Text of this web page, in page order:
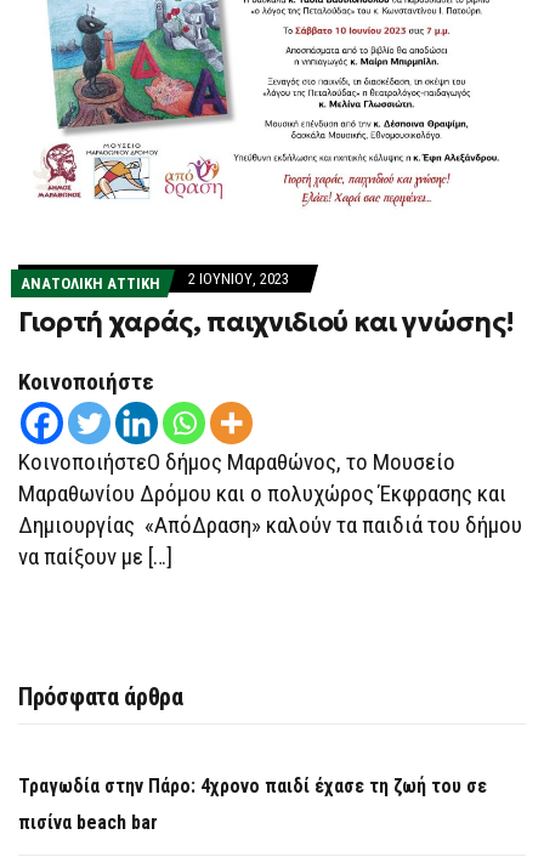
ΑΝΑΤΟΛΙΚΗ ΑΤΤΙΚΗ 2 ΙΟΥΝΊΟΥ, 2023
Γιορτή χαράς, παιχνιδιού και γνώσης!
Κοινοποιήστε
ΚοινοποιήστεΟ δήμος Μαραθώνος, το Μουσείο
Μαραθωνίου Δρόμου και ο πολυχώρος Έκφρασης και
Δημιουργίας «ΑπόΔραση» καλούν τα παιδιά του δήμου
να παίξουν με […]
Πρόσφατα άρθρα
Τραγωδία στην Πάρο: 4χρονο παιδί έχασε τη ζωή του σε
πισίνα beach bar